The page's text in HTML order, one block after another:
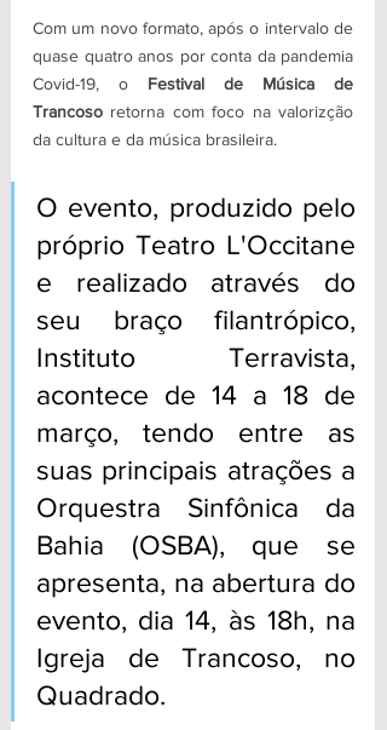
Com um novo formato, após o intervalo de
quase quatro anos por conta da pandemia
Covid-19, o Festival de Música de
Trancoso retorna com foco na valorizção
da cultura e da música brasileira.
O evento, produzido pelo
próprio Teatro L'Occitane
e realizado através do
seu braço filantrópico,
Instituto Terravista,
acontece de 14 a 18 de
março, tendo entre as
suas principais atrações a
Orquestra Sinfônica da
Bahia (OSBA), que se
apresenta, na abertura do
evento, dia 14, às 18h, na
Igreja de Trancoso, no
Quadrado.